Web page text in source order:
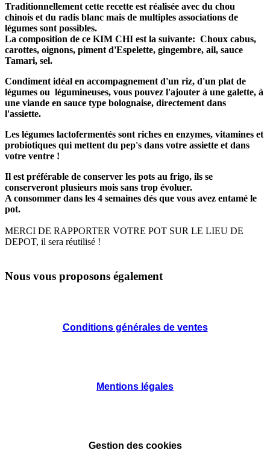
​​​​​​Traditionnellement cette recette est réalisée avec du chou
chinois et du radis blanc mais de multiples associations de
légumes sont possibles.
La composition de ce KIM CHI est la suivante: Choux cabus,
carottes, oignons, piment d'Espelette, gingembre, ail, sauce
Tamari, sel.
Condiment idéal en accompagnement d'un riz, d'un plat de
légumes ou légumineuses, vous pouvez l'ajouter à une galette, à
une viande en sauce type bolognaise, directement dans
l'assiette.
Les légumes lactofermentés sont riches en enzymes, vitamines et
probiotiques qui mettent du pep's dans votre assiette et dans
votre ventre !
Il est préférable de conserver les pots au frigo, ils se
conserveront plusieurs mois sans trop évoluer.
A consommer dans les 4 semaines dés que vous avez entamé le
pot.
MERCI DE RAPPORTER VOTRE POT SUR LE LIEU DE
DEPOT, il sera réutilisé !
Nous vous proposons également
Conditions générales de ventes
Mentions légales
Gestion des cookies